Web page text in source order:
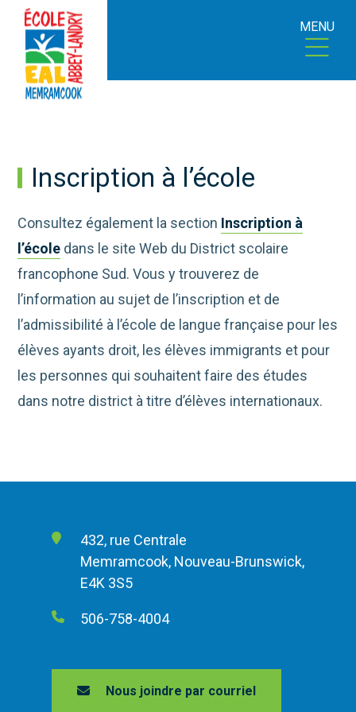
MENU
Inscription à l’école
Consultez également la section Inscription à
l’école dans le site Web du District scolaire
francophone Sud. Vous y trouverez de
l’information au sujet de l’inscription et de
l’admissibilité à l’école de langue française pour les
élèves ayants droit, les élèves immigrants et pour
les personnes qui souhaitent faire des études
dans notre district à titre d’élèves internationaux.
432, rue Centrale
Memramcook, Nouveau-Brunswick,
E4K 3S5
506-758-4004
Nous joindre par courriel